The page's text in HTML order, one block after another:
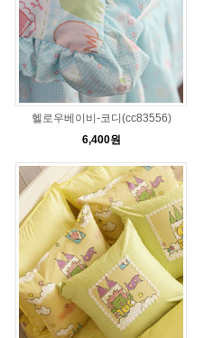
헬로우베이비-코디(cc83556)
6,400원